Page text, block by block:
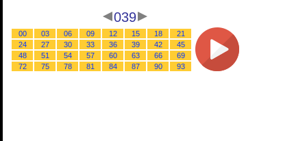
039
00 03 06 09 12 15 18
21
24
27 30 33 36 39 42
45
48
51 54 57 60 63 66
69
72
75 78 81 84 87 90 93